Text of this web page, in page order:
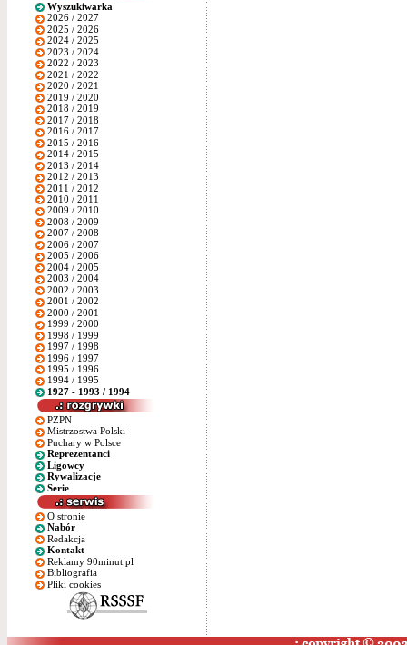
Wyszukiwarka
2026 / 2027
2025 / 2026
2024 / 2025
2023 / 2024
2022 / 2023
2021 / 2022
2020 / 2021
2019 / 2020
2018 / 2019
2017 / 2018
2016 / 2017
2015 / 2016
2014 / 2015
2013 / 2014
2012 / 2013
2011 / 2012
2010 / 2011
2009 / 2010
2008 / 2009
2007 / 2008
2006 / 2007
2005 / 2006
2004 / 2005
2003 / 2004
2002 / 2003
2001 / 2002
2000 / 2001
1999 / 2000
1998 / 1999
1997 / 1998
1996 / 1997
1995 / 1996
1994 / 1995
1927 - 1993 / 1994
PZPN
Mistrzostwa Polski
Puchary w Polsce
Reprezentanci
Ligowcy
Rywalizacje
Serie
O stronie
Nabór
Redakcja
Kontakt
Reklamy 90minut.pl
Bibliografia
Pliki cookies